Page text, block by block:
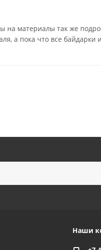
на материалы так же
а пока что все
Наши